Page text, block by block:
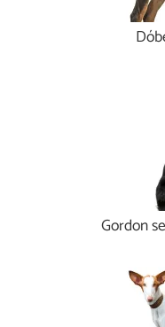
Gordon